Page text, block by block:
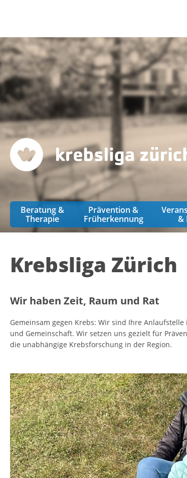
Beratung &
Therapie
Prävention &
Früherkennung
&
Krebsliga Zürich
Wir haben Zeit, Raum und Rat
Gemeinsam gegen Krebs: Wir sind Ihre
und Gemeinschaft. Wir setzen uns gezielt für
die unabhängige Krebsforschung in der Region.